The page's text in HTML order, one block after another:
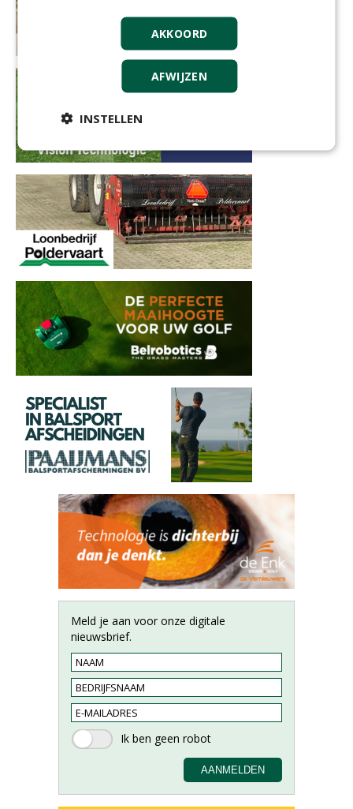
Meld je aan voor onze digitale
nieuwsbrief.
AKKOORD
AFWIJZEN
INSTELLEN